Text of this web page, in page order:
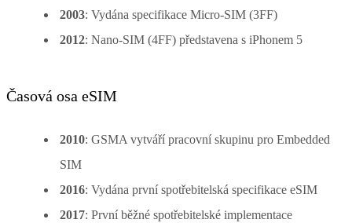
2003: Vydána specifikace Micro-SIM (3FF)
2012: Nano-SIM (4FF) představena s iPhonem 5
Časová osa eSIM
2010: GSMA vytváří pracovní skupinu pro Embedded
SIM
2016: Vydána první spotřebitelská specifikace eSIM
2017: První běžné spotřebitelské implementace